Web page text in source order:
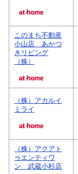
このまち不動産
小山店 あかつ
きリビング
（株）
（株）アカルイ
ミライ
（株）アクアト
ゥエンティワ
ン 武蔵小杉店